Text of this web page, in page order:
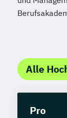
Alle
Pro